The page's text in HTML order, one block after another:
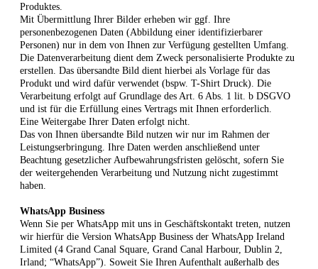
Produktes.
Mit Übermittlung Ihrer Bilder erheben wir ggf. Ihre
personenbezogenen Daten (Abbildung einer identifizierbarer
Personen) nur in dem von Ihnen zur Verfügung gestellten Umfang.
Die Datenverarbeitung dient dem Zweck personalisierte Produkte zu
erstellen. Das übersandte Bild dient hierbei als Vorlage für das
Produkt und wird dafür verwendet (bspw. T-Shirt Druck). Die
Verarbeitung erfolgt auf Grundlage des Art. 6 Abs. 1 lit. b DSGVO
und ist für die Erfüllung eines Vertrags mit Ihnen erforderlich.
Eine Weitergabe Ihrer Daten erfolgt nicht.
Das von Ihnen übersandte Bild nutzen wir nur im Rahmen der
Leistungserbringung. Ihre Daten werden anschließend unter
Beachtung gesetzlicher Aufbewahrungsfristen gelöscht, sofern Sie
der weitergehenden Verarbeitung und Nutzung nicht zugestimmt
haben.
WhatsApp Business
Wenn Sie per WhatsApp mit uns in Geschäftskontakt treten, nutzen
wir hierfür die Version WhatsApp Business der WhatsApp Ireland
Limited (4 Grand Canal Square, Grand Canal Harbour, Dublin 2,
Irland; “WhatsApp”). Soweit Sie Ihren Aufenthalt außerhalb des